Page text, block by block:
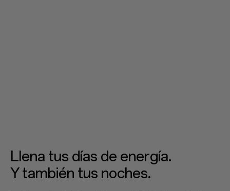
Llena tus días de energía.
Y también tus noches.